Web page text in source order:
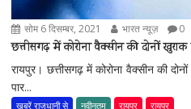
सोम 6 दिसम्बर, 2021 भारत न्यूज़ 0
छत्तीसगढ़ में कोरोना वैक्सीन की दोनों
रायपुर। छत्तीसगढ़ में कोरोना वैक्सीन की
पार...
खबरें राजधानी से नवीनतम रायपुर रायपुर